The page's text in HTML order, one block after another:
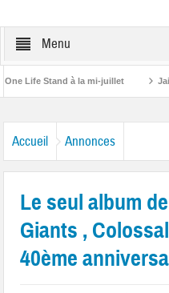
Menu
Stand à la mi-juillet Jaime
Accueil Annonces
Le seul album
Giants ,
40ème